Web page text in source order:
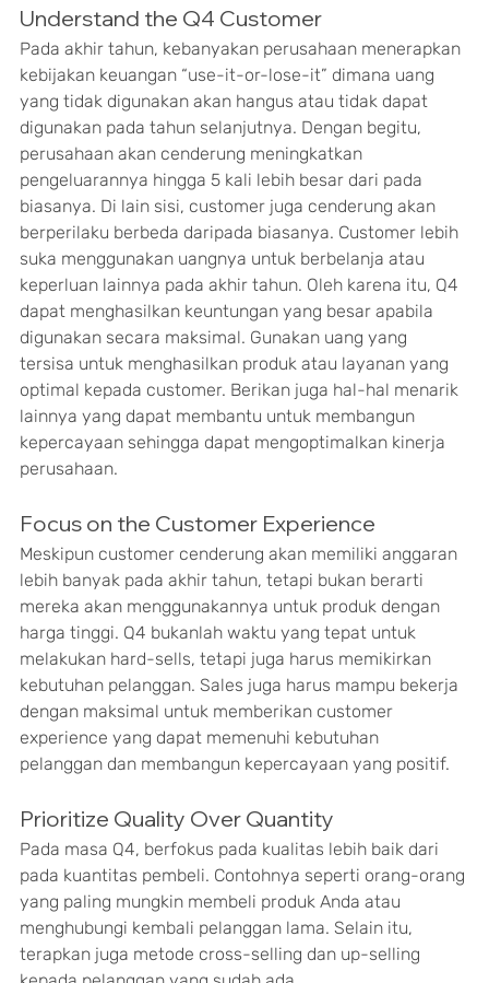
Understand the Q4 Customer
Pada akhir tahun, kebanyakan perusahaan menerapkan
kebijakan keuangan “use-it-or-lose-it” dimana uang
yang tidak digunakan akan hangus atau tidak dapat
digunakan pada tahun selanjutnya. Dengan begitu,
perusahaan akan cenderung meningkatkan
pengeluarannya hingga 5 kali lebih besar dari pada
biasanya. Di lain sisi, customer juga cenderung akan
berperilaku berbeda daripada biasanya. Customer lebih
suka menggunakan uangnya untuk berbelanja atau
keperluan lainnya pada akhir tahun. Oleh karena itu, Q4
dapat menghasilkan keuntungan yang besar apabila
digunakan secara maksimal. Gunakan uang yang
tersisa untuk menghasilkan produk atau layanan yang
optimal kepada customer. Berikan juga hal-hal menarik
lainnya yang dapat membantu untuk membangun
kepercayaan sehingga dapat mengoptimalkan kinerja
perusahaan.
Focus on the Customer Experience
Meskipun customer cenderung akan memiliki anggaran
lebih banyak pada akhir tahun, tetapi bukan berarti
mereka akan menggunakannya untuk produk dengan
harga tinggi. Q4 bukanlah waktu yang tepat untuk
melakukan hard-sells, tetapi juga harus memikirkan
kebutuhan pelanggan. Sales juga harus mampu bekerja
dengan maksimal untuk memberikan customer
experience yang dapat memenuhi kebutuhan
pelanggan dan membangun kepercayaan yang positif.
Prioritize Quality Over Quantity
Pada masa Q4, berfokus pada kualitas lebih baik dari
pada kuantitas pembeli. Contohnya seperti orang-orang
yang paling mungkin membeli produk Anda atau
menghubungi kembali pelanggan lama. Selain itu,
terapkan juga metode cross-selling dan up-selling